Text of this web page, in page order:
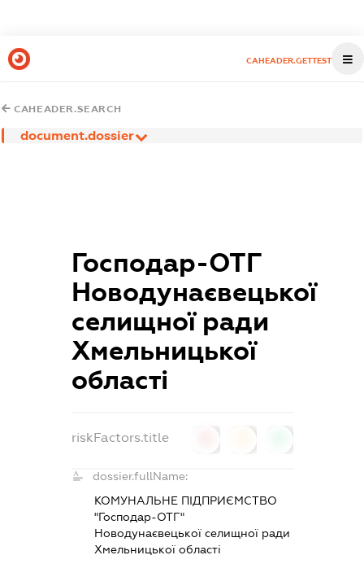
CAHEADER.GETTEST
CAHEADER.SEARCH
document.dossier
Господар-ОТГ
Новодунаєвецької
селищної ради
Хмельницької
області
riskFactors.title
dossier.fullName:
КОМУНАЛЬНЕ ПІДПРИЄМСТВО
"Господар-ОТГ"
Новодунаєвецької селищної ради
Хмельницької області